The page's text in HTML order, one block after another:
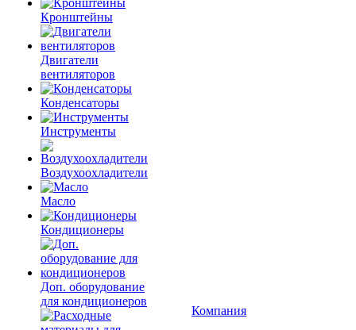
Кронштейны
Двигатели
вентиляторов
Конденсаторы
Инструменты
Воздухоохладители
Масло
Кондиционеры
Доп. оборудование
для кондиционеров
Компания